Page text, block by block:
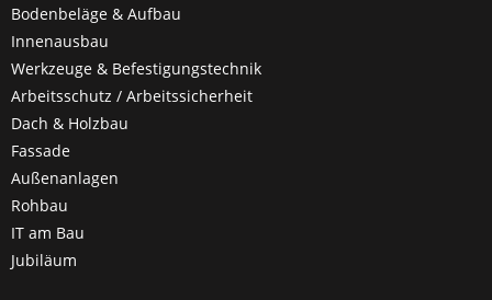
Bodenbeläge & Aufbau
Innenausbau
Werkzeuge & Befestigungstechnik
Arbeitsschutz / Arbeitssicherheit
Dach & Holzbau
Fassade
Außenanlagen
Rohbau
IT am Bau
Jubiläum